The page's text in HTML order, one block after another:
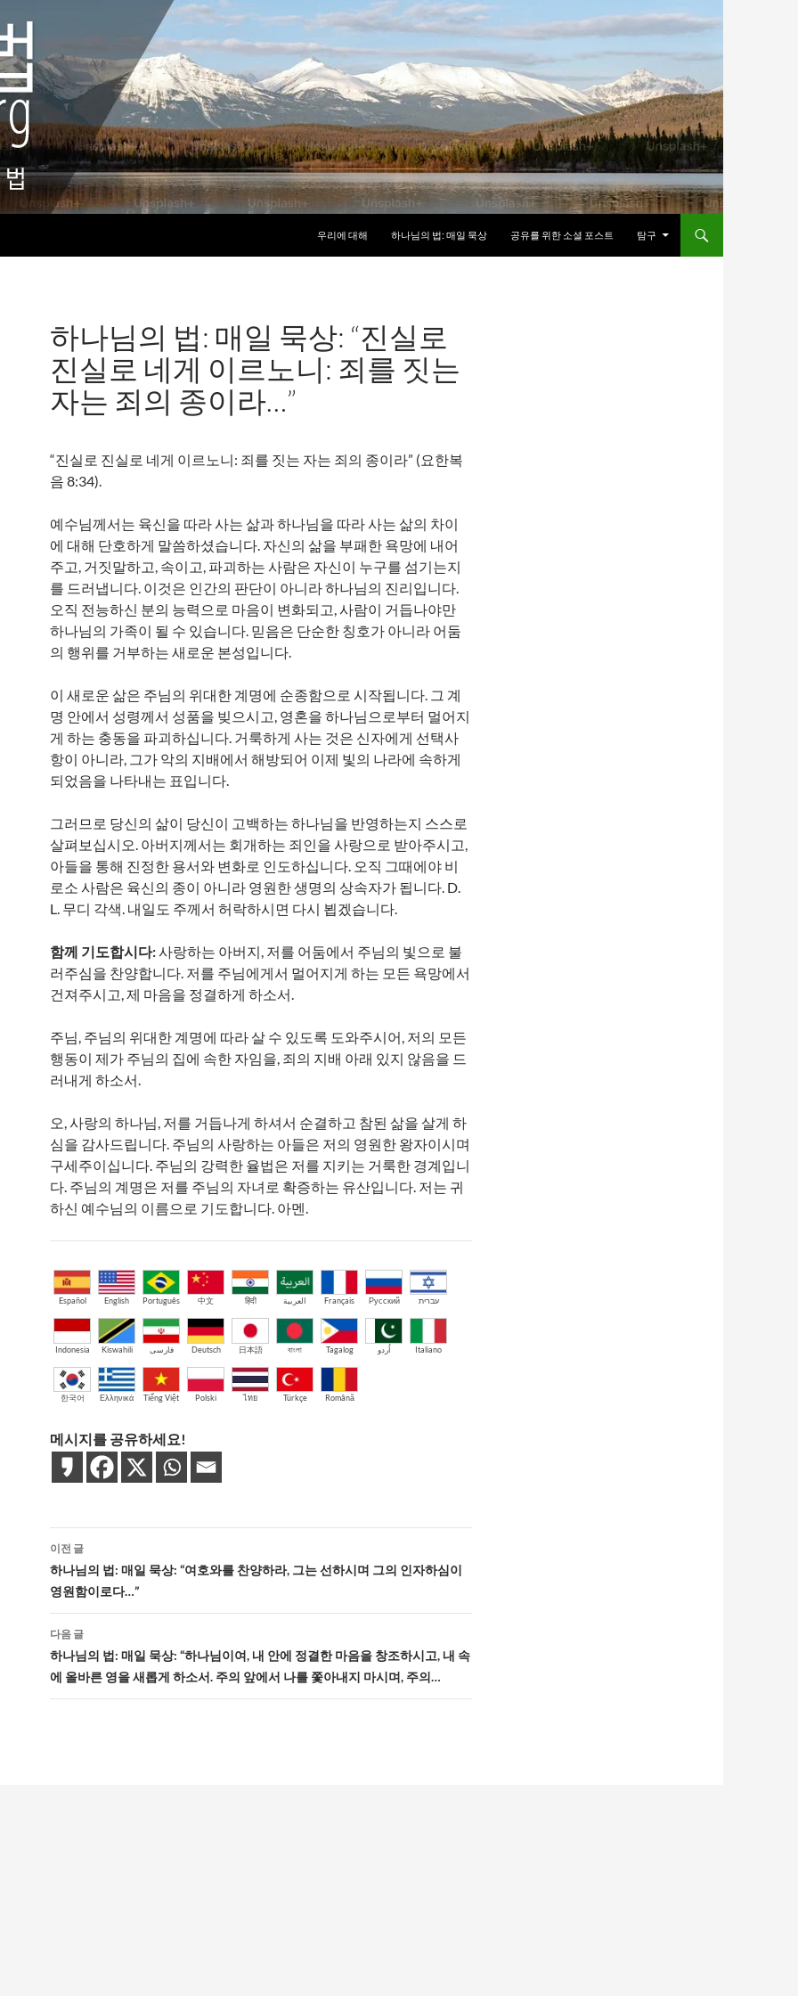
우리에 대해
하나님의 법: 매일 묵상 공유를 위한 소셜 포스트 탐구
하나님의 법: 매일 묵상: “진실로
진실로 네게 이르노니: 죄를 짓는
자는 죄의 종이라…”
“진실로 진실로 네게 이르노니: 죄를 짓는 자는 죄의 종이라” (요한복
음 8:34).
예수님께서는 육신을 따라 사는 삶과 하나님을 따라 사는 삶의 차이
에 대해 단호하게 말씀하셨습니다. 자신의 삶을 부패한 욕망에 내어
주고, 거짓말하고, 속이고, 파괴하는 사람은 자신이 누구를 섬기는지
를 드러냅니다. 이것은 인간의 판단이 아니라 하나님의 진리입니다.
오직 전능하신 분의 능력으로 마음이 변화되고, 사람이 거듭나야만
하나님의 가족이 될 수 있습니다. 믿음은 단순한 칭호가 아니라 어둠
의 행위를 거부하는 새로운 본성입니다.
이 새로운 삶은 주님의 위대한 계명에 순종함으로 시작됩니다. 그 계
명 안에서 성령께서 성품을 빚으시고, 영혼을 하나님으로부터 멀어지
게 하는 충동을 파괴하십니다. 거룩하게 사는 것은 신자에게 선택사
항이 아니라, 그가 악의 지배에서 해방되어 이제 빛의 나라에 속하게
되었음을 나타내는 표입니다.
그러므로 당신의 삶이 당신이 고백하는 하나님을 반영하는지 스스로
살펴보십시오. 아버지께서는 회개하는 죄인을 사랑으로 받아주시고,
아들을 통해 진정한 용서와 변화로 인도하십니다. 오직 그때에야 비
로소 사람은 육신의 종이 아니라 영원한 생명의 상속자가 됩니다. D.
L. 무디 각색. 내일도 주께서 허락하시면 다시 뵙겠습니다.
함께 기도합시다:사랑하는 아버지, 저를 어둠에서 주님의 빛으로 불
러주심을 찬양합니다. 저를 주님에게서 멀어지게 하는 모든 욕망에서
건져주시고, 제 마음을 정결하게 하소서.
주님, 주님의 위대한 계명에 따라 살 수 있도록 도와주시어, 저의 모든
행동이 제가 주님의 집에 속한 자임을, 죄의 지배 아래 있지 않음을 드
러내게 하소서.
오, 사랑의 하나님, 저를 거듭나게 하셔서 순결하고 참된 삶을 살게 하
심을 감사드립니다. 주님의 사랑하는 아들은 저의 영원한 왕자이시며
구세주이십니다. 주님의 강력한 율법은 저를 지키는 거룩한 경계입니
다. 주님의 계명은 저를 주님의 자녀로 확증하는 유산입니다. 저는 귀
하신 예수님의 이름으로 기도합니다. 아멘.
Español English Português 中文 हिंदी العربية Français Русский עברית
Indonesia Kiswahili فارسی Deutsch 日本語 বাংলা Tagalog اُردو Italiano
한국어 Ελληνικά Tiếng Việt Polski ไทย Türkçe Română
메시지를 공유하세요!
글
네
비
게
이
션
이전 글
하나님의 법: 매일 묵상: “여호와를 찬양하라, 그는 선하시며 그의 인자하심이
영원함이로다…”
다음 글
하나님의 법: 매일 묵상: “하나님이여, 내 안에 정결한 마음을 창조하시고, 내 속
에 올바른 영을 새롭게 하소서. 주의 앞에서 나를 쫓아내지 마시며, 주의…